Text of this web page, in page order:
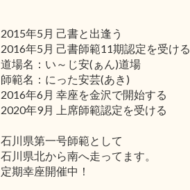
2015年5月 己書と出逢う
2016年5月 己書師範11期認定を受ける
道場名：い～じ安(ぁん)道場
師範名：にった安芸(あき)
2016年6月 幸座を金沢で開始する
2020年9月 上席師範認定を受ける
石川県第一号師範として
石川県北から南へ走ってます。
定期幸座開催中！